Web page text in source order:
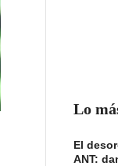
Lo
El
ANT: